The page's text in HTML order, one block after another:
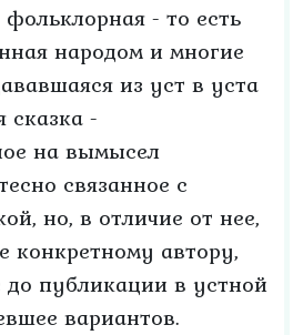
- то есть
народом и многие
из уст в уста
сказка -
на вымысел
связанное с
но, в отличие от нее,
конкретному автору,
публикации в устной
вариантов.